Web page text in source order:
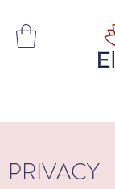
PRIVACY